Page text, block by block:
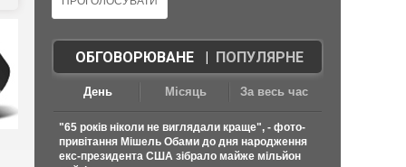
ОБГОВОРЮВАНЕ| ПОПУЛЯРНЕ
День Місяць За весь час
"65 років ніколи не виглядали краще", - фото-
привітання Мішель Обами до дня народження
екс-президента США зібрало майже мільйон